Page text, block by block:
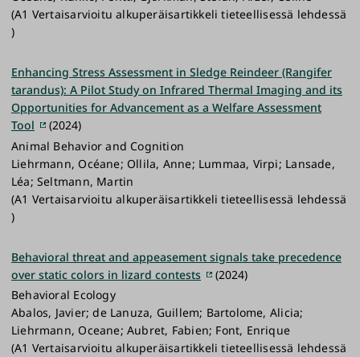
(A1 Vertaisarvioitu alkuperäisartikkeli tieteellisessä lehdessä
)
Enhancing Stress Assessment in Sledge Reindeer (Rangifer
tarandus): A Pilot Study on Infrared Thermal Imaging and its
Opportunities for Advancement as a Welfare Assessment
Tool
(2024)
Animal Behavior and Cognition
Liehrmann, Océane; Ollila, Anne; Lummaa, Virpi; Lansade,
Léa; Seltmann, Martin
(A1 Vertaisarvioitu alkuperäisartikkeli tieteellisessä lehdessä
)
Behavioral threat and appeasement signals take precedence
over static colors in lizard contests
(2024)
Behavioral Ecology
Abalos, Javier; de Lanuza, Guillem; Bartolome, Alicia;
Liehrmann, Oceane; Aubret, Fabien; Font, Enrique
(A1 Vertaisarvioitu alkuperäisartikkeli tieteellisessä lehdessä